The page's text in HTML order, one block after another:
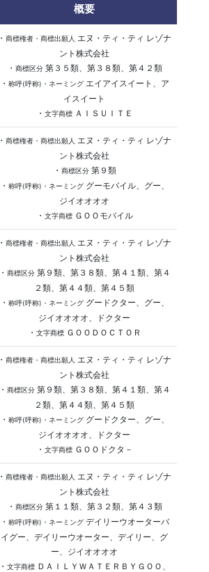
概要
・ 商標権者・商標出願人
エヌ・ティ・ティ レゾナ
ント株式会社
・ 商標区分第３５類、第３８類、第４２類
・ 称呼(呼称)・ネーミングエイアイスイート、ア
イスイート
・ 文字商標ＡＩＳＵＩＴＥ
・ 商標権者・商標出願人
エヌ・ティ・ティ レゾナ
ント株式会社
・ 商標区分第９類
・ 称呼(呼称)・ネーミンググーモバイル、グー、
ジイオオオオ
・ 文字商標ＧＯＯモバイル
・ 商標権者・商標出願人
エヌ・ティ・ティ レゾナ
ント株式会社
・ 商標区分第９類、第３８類、第４１類、第４
２類、第４４類、第４５類
・ 称呼(呼称)・ネーミンググードクター、グー、
ジイオオオオ、ドクター
・ 文字商標ＧＯＯＤＯＣＴＯＲ
・ 商標権者・商標出願人
エヌ・ティ・ティ レゾナ
ント株式会社
・ 商標区分第９類、第３８類、第４１類、第４
２類、第４４類、第４５類
・ 称呼(呼称)・ネーミンググードクター、グー、
ジイオオオオ、ドクター
・ 文字商標ＧＯＯドクタ－
・ 商標権者・商標出願人
エヌ・ティ・ティ レゾナ
ント株式会社
・ 商標区分第１１類、第３２類、第４３類
・ 称呼(呼称)・ネーミングデイリーウオーターバ
イグー、デイリーウオーター、デイリー、グ
ー、ジイオオオオ
・ 文字商標ＤＡＩＬＹＷＡＴＥＲＢＹＧＯＯ、